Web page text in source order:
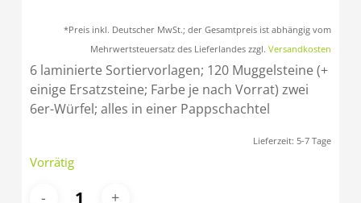
*Preis inkl. Deutscher MwSt.; der Gesamtpreis ist abhängig vom
Mehrwertsteuersatz des Lieferlandes zzgl.Versandkosten
6 laminierte Sortiervorlagen; 120 Muggelsteine (+
einige Ersatzsteine; Farbe je nach Vorrat) zwei
6er-Würfel; alles in einer Pappschachtel
Lieferzeit: 5-7 Tage
Vorrätig